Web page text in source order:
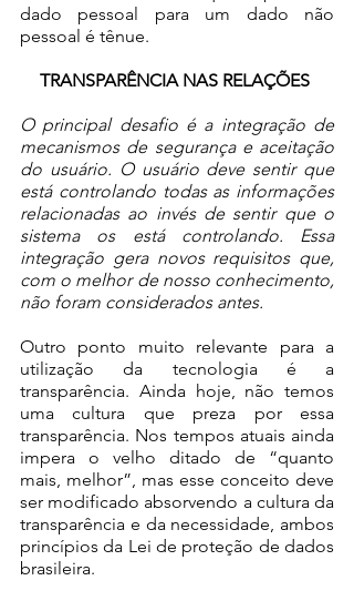
dado pessoal para um dado não
pessoal é tênue.
TRANSPARÊNCIA NAS RELAÇÕES
O principal desafio é a integração de
mecanismos de segurança e aceitação
do usuário. O usuário deve sentir que
está controlando todas as informações
relacionadas ao invés de sentir que o
sistema os está controlando. Essa
integração gera novos requisitos que,
com o melhor de nosso conhecimento,
não foram considerados antes.
Outro ponto muito relevante para a
utilização da tecnologia é a
transparência. Ainda hoje, não temos
uma cultura que preza por essa
transparência. Nos tempos atuais ainda
impera o velho ditado de “quanto
mais, melhor”, mas esse conceito deve
ser modificado absorvendo a cultura da
transparência e da necessidade, ambos
princípios da Lei de proteção de dados
brasileira.